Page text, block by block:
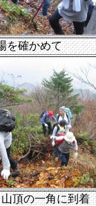
を確かめて
頂の一角に到着